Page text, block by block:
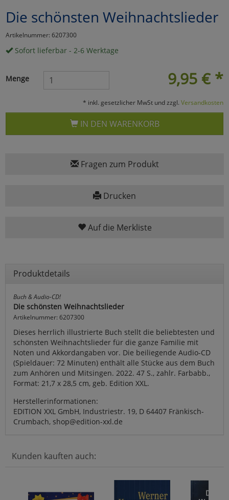
Die schönsten Weihnachtslieder
Artikelnummer: 6207300
Sofort lieferbar - 2-6 Werktage
9,95 € *
Menge
* inkl. gesetzlicher MwSt und zzgl. Versandkosten
IN DEN WARENKORB
Fragen zum Produkt
Drucken
Auf die Merkliste
Produktdetails
Buch & Audio-CD!
Die schönsten Weihnachtslieder
Artikelnummer: 6207300
Dieses herrlich illustrierte Buch stellt die beliebtesten und
schönsten Weihnachtslieder für die ganze Familie mit
Noten und Akkordangaben vor. Die beiliegende Audio-CD
(Spieldauer: 72 Minuten) enthält alle Stücke aus dem Buch
zum Anhören und Mitsingen. 2022. 47 S., zahlr. Farbabb.,
Format: 21,7 x 28,5 cm, geb. Edition XXL.
Herstellerinformationen:
EDITION XXL GmbH, Industriestr. 19, D 64407 Fränkisch-
Crumbach, shop@edition-xxl.de
Kunden kauften auch:
Marketing
Umfragetools
Cookies
Einstellungen speichern
zu Haupptseite